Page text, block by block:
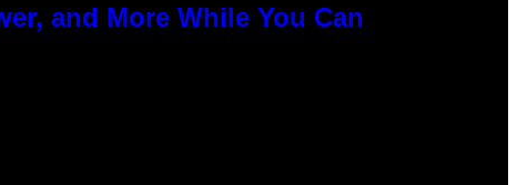
and More While You Can